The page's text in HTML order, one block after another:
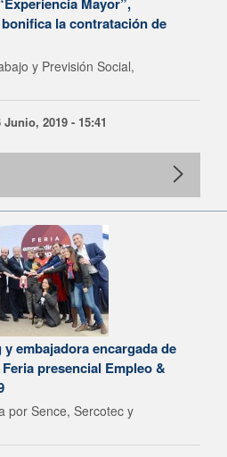
la contratación de
y Previsión Social,
2019 - 15:41
embajadora encargada de
presencial Empleo &
por Sence, Sercotec y